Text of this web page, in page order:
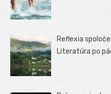
Reflexia
Literatúra po